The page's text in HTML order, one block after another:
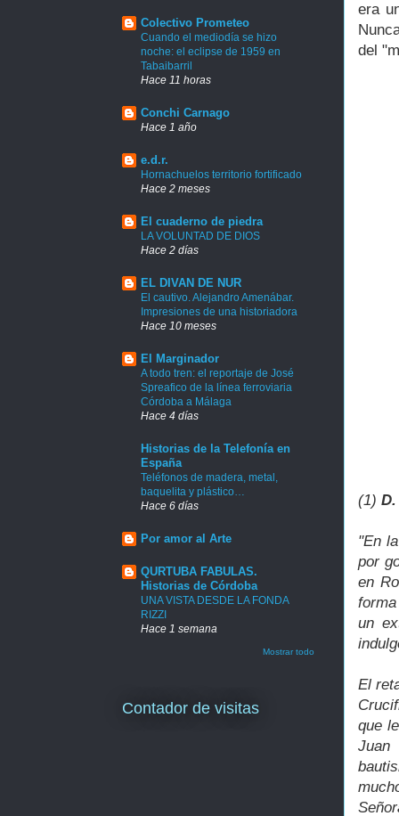
era
del
(1)
"En
por
en
un
El
que
Colectivo Prometeo
Cuando el mediodía se hizo
noche: el eclipse de 1959 en
Tabaibarril
Hace 11 horas
Conchi Carnago
Hace 1 año
e.d.r.
Hornachuelos territorio fortificado
Hace 2 meses
El cuaderno de piedra
LA VOLUNTAD DE DIOS
Hace 2 días
EL DIVAN DE NUR
El cautivo. Alejandro Amenábar.
Impresiones de una historiadora
Hace 10 meses
El Marginador
A todo tren: el reportaje de José
Spreafico de la línea ferroviaria
Córdoba a Málaga
Hace 4 días
Historias de la Telefonía en
España
Teléfonos de madera, metal,
baquelita y plástico…
Hace 6 días
Por amor al Arte
QURTUBA FABULAS.
Historias de Córdoba
UNA VISTA DESDE LA FONDA
RIZZI
Hace 1 semana
Mostrar todo
Contador de visitas